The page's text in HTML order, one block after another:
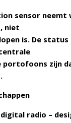
sensor neemt
niet
is. De status
portofoons zijn
radio –